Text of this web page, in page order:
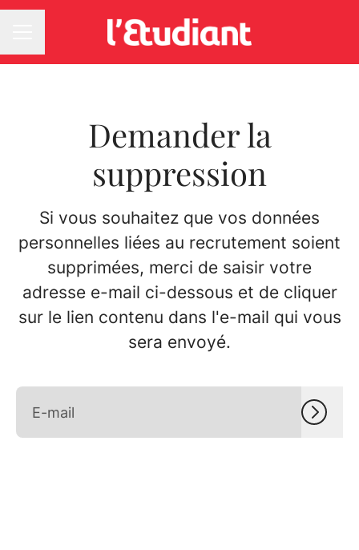
MENU CARRIÈRE
Demander la
suppression
Si vous souhaitez que vos données
personnelles liées au recrutement soient
supprimées, merci de saisir votre
adresse e-mail ci-dessous et de cliquer
sur le lien contenu dans l'e-mail qui vous
sera envoyé.